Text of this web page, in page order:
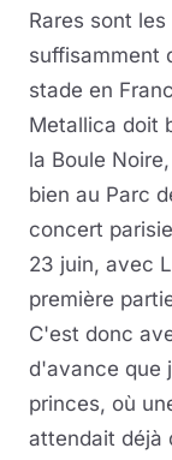
Rares sont
suffisamment
stade en
Metallica doit
la Boule
bien au Parc
concert
23 juin, avec
première
C'est donc
d'avance que
princes, où
attendait déjà